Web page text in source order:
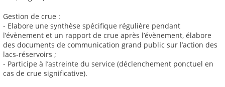
Gestion de crue :
- Elabore une synthèse spécifique régulière pendant
l’évènement et un rapport de crue après l’évènement, élabore
des documents de communication grand public sur l’action des
lacs-réservoirs ;
- Participe à l’astreinte du service (déclenchement ponctuel en
cas de crue significative).